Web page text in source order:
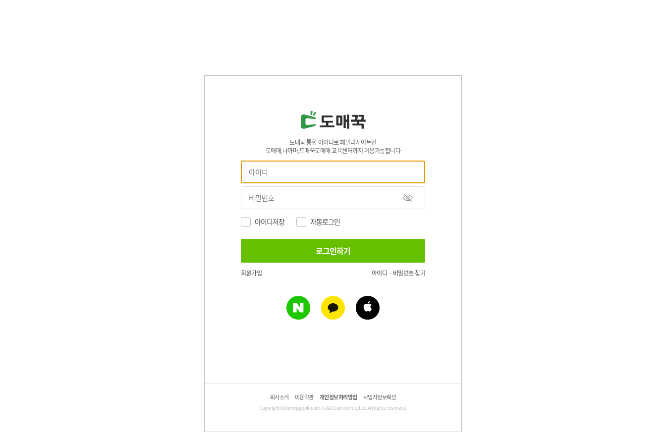
도매꾹 통합 아이디로 패밀리사이트인
도매매,나까마,도매꾹도매매 교육센터까지 이용가능합니다
아이디저장 자동로그인
회원가입 아이디 · 비밀번호 찾기
회사소개 이용약관 개인정보처리방침 사업자정보확인
Copyright©domeggook.com / G&G Commerce, Ltd. All rights reserved.